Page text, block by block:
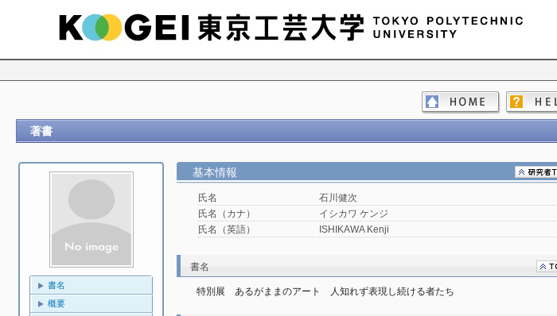
著書
書名
概要
基本情報
氏名
石川健次
氏名（カナ）
イシカワ ケンジ
氏名（英語）
ISHIKAWA Kenji
書名
特別展 あるがままのアート 人知れず表現し続ける者たち